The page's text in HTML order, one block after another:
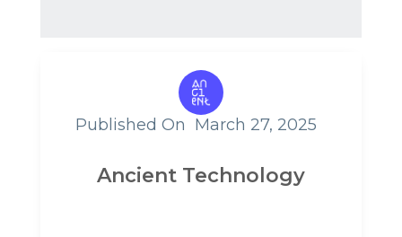
Published On March 27, 2025
Ancient Technology